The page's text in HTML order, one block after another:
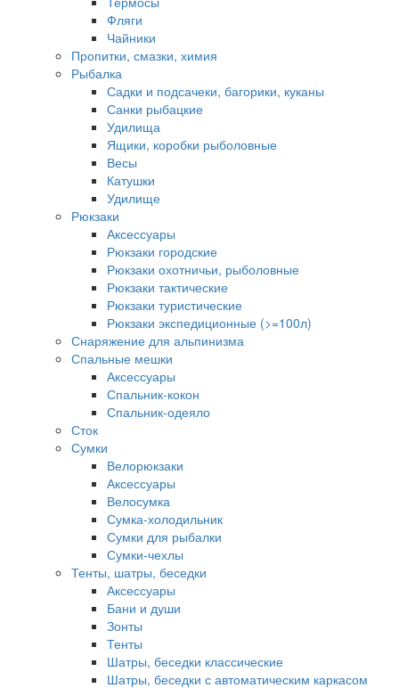
Фляги
Чайники
Пропитки, смазки, химия
Рыбалка
Садки и подсачеки, багорики, куканы
Санки рыбацкие
Удилища
Ящики, коробки рыболовные
Весы
Катушки
Удилище
Рюкзаки
Аксессуары
Рюкзаки городские
Рюкзаки охотничьи, рыболовные
Рюкзаки тактические
Рюкзаки туристические
Рюкзаки экспедиционные (>=100л)
Снаряжение для альпинизма
Спальные мешки
Аксессуары
Спальник-кокон
Спальник-одеяло
Сток
Сумки
Велорюкзаки
Аксессуары
Велосумка
Сумка-холодильник
Сумки для рыбалки
Сумки-чехлы
Тенты, шатры, беседки
Аксессуары
Бани и души
Зонты
Тенты
Шатры, беседки классические
Шатры, беседки с автоматическим каркасом